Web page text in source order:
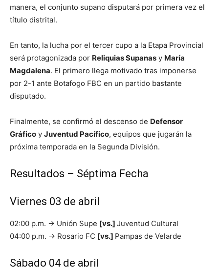
manera, el conjunto supano disputará por primera vez el
título distrital.
En tanto, la lucha por el tercer cupo a la Etapa Provincial
será protagonizada por Reliquias Supanas y María
Magdalena. El primero llega motivado tras imponerse
por 2-1 ante Botafogo FBC en un partido bastante
disputado.
Finalmente, se confirmó el descenso de Defensor
Gráfico y Juventud Pacífico, equipos que jugarán la
próxima temporada en la Segunda División.
Resultados – Séptima Fecha
Viernes 03 de abril
02:00 p.m. → Unión Supe [vs.] Juventud Cultural
04:00 p.m. → Rosario FC [vs.] Pampas de Velarde
Sábado 04 de abril